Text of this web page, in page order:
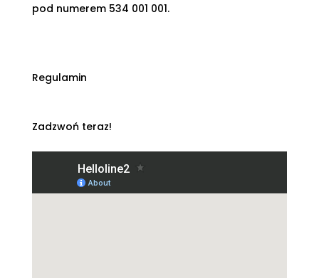
pod numerem 534 001 001.
Regulamin
Zadzwoń teraz!